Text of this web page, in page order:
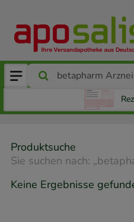
Produktsuche
Sie suchen nach: „
Keine Ergebnisse